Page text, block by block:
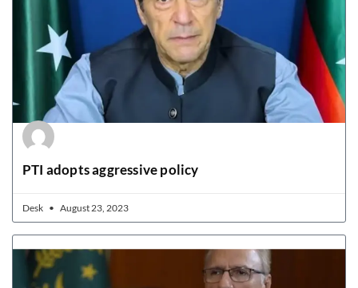
PTI adopts aggressive policy
Desk August 23, 2023